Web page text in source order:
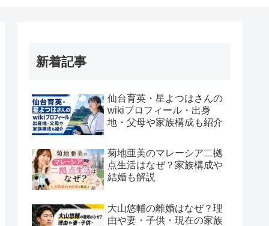
新着記事
仙台育英・星よつはさんの
wikiプロフィール・出身
地・父母や家族構成も紹介
菊地亜美のマレーシア二拠
点生活はなぜ？家族構成や
結婚も解説
大山悠輔の離婚はなぜ？理
由や妻・子供・現在の家族